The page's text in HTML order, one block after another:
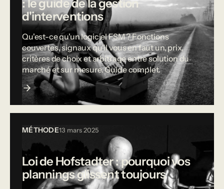
: le guide de la gestion
d'interventions
Qu'est-ce qu'un logiciel FSM ? Fonctions
couvertes, signaux qu'il vous en faut un, prix,
critères de choix et arbitrage entre solution du
marché et sur mesure. Guide complet.
MÉTHODE13 mars 2025
Loi de Hofstadter : pourquoi vos
plannings glissent toujours